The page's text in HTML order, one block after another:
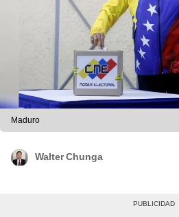
Maduro
Walter Chunga